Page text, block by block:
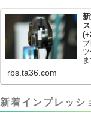
rbs.ta36.com
新着インプレッシ